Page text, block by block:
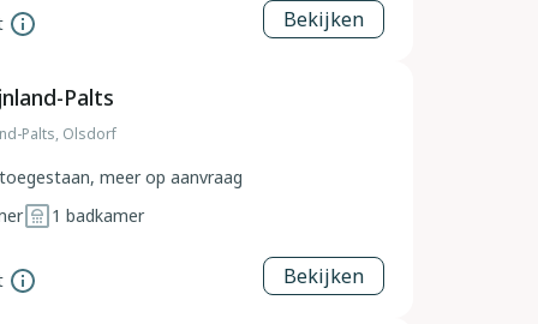
Bekijken
Palts
Palts, Olsdorf
meer op aanvraag
1 badkamer
Bekijken